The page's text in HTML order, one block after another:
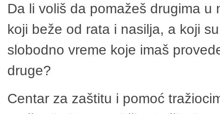
Da li voliš da pomažeš drugima
koji beže od rata i nasilja, a koji
slobodno vreme koje imaš
druge?
Centar za zaštitu i pomoć